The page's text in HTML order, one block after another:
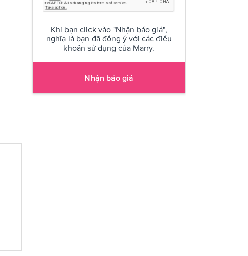
Khi bạn click vào "Nhận báo giá",
nghĩa là bạn đã đồng ý với các điều
khoản sử dụng của Marry.
Nhận báo giá